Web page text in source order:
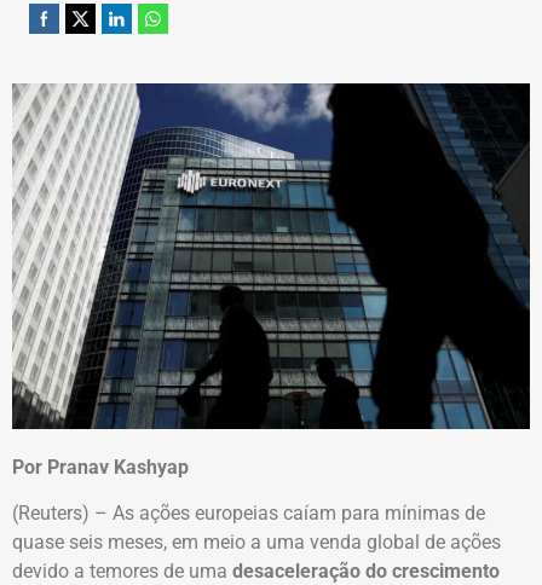
Por Pranav Kashyap
(Reuters) – As ações europeias caíam para mínimas de
quase seis meses, em meio a uma venda global de ações
devido a temores de uma desaceleração do crescimento